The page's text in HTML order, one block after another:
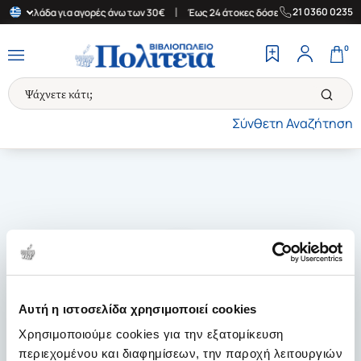
Αυτή η ιστοσελίδα χρησιμοποιεί cookies
Χρησιμοποιούμε cookies για την εξατομίκευση
περιεχομένου και διαφημίσεων, την παροχή λειτουργιών
Ελλάδα για αγορές άνω των 30€ | Έως 24 άτοκες δόσεις |
21 0360 0235
Σύνθετη Αναζήτηση
0